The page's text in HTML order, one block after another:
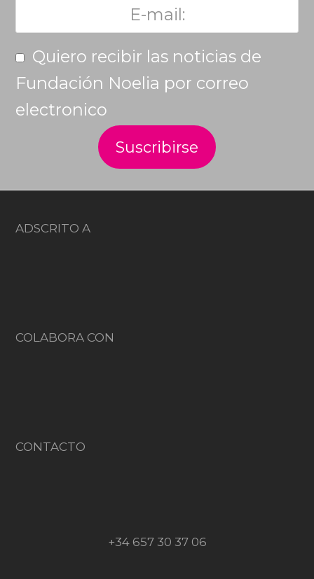
Quiero recibir las noticias de
Fundación Noelia por correo
electronico
ADSCRITO A
COLABORA CON
CONTACTO
+34 657 30 37 06